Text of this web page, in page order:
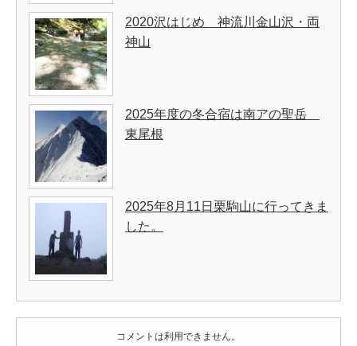
2020沢はじめ 神流川金山沢・両
神山
2025年度の冬合宿は南アの聖岳
東尾根
2025年8月11日栗駒山に行ってきま
した。
コメントは利用できません。